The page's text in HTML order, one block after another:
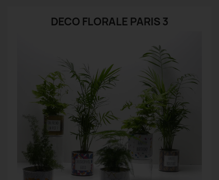
DECO FLORALE PARIS 3